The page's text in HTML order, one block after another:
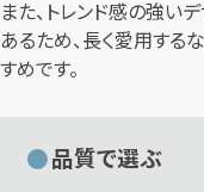
また、トレンド感の強い
あるため、長く愛用す
すめです。
品質で選ぶ